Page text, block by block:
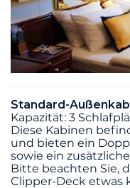
Standard-
Kapazität: 3
Diese Kabinen
und bieten ein
sowie ein
Bitte beachten Sie,
Clipper-Deck etwas